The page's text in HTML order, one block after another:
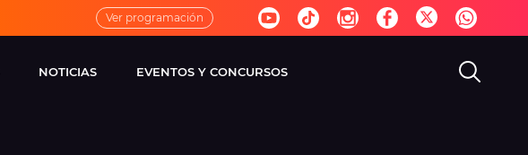
Ver programación
NOTICIAS EVENTOS Y CONCURSOS